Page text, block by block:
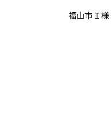
福山市Ｉ様